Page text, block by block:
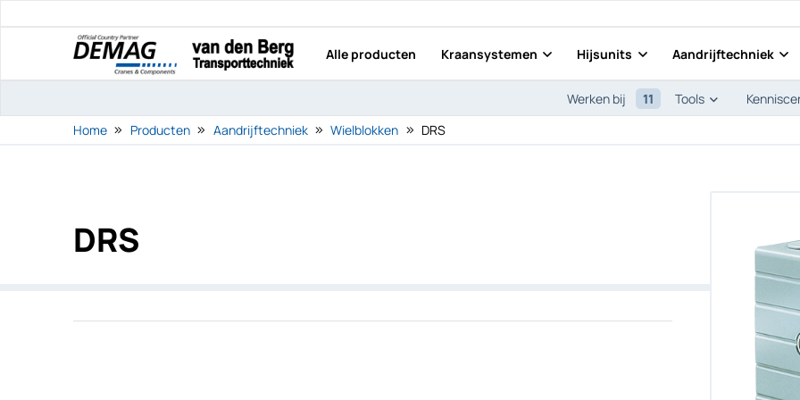
Alle producten Kraansystemen Hijsunits Aandrijftechniek
Werken bij 11 Tools
Home
Producten Aandrijftechniek Wielblokken DRS
DRS